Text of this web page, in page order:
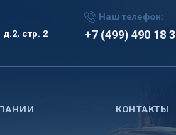
стр. 2
Наш телефон:
+7 (499) 490 18
КОНТАКТЫ